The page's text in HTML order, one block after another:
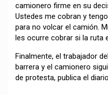
camionero firme en su
Ustedes me cobran y
para no volcar el camión.
les ocurre cobrar si la ruta
Finalmente, el trabajador
barrera y el camionero
de protesta, publica el